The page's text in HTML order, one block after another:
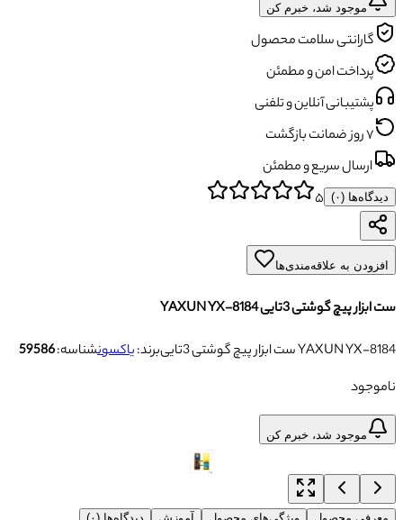
موجود شد، خبرم کن
گارانتی سلامت محصول
پرداخت امن و مطمئن
پشتیبانی آنلاین و تلفنی
۷ روز ضمانت بازگشت
ارسال سریع و مطمئن
دیدگاه‌ها (۰) ۵
افزودن به علاقه‌مندی‌ها
ست ابزار پیچ گوشتی 3تایی YAXUN YX-8184
ست ابزار پیچ گوشتی 3تایی YAXUN YX-8184
برند:یاکسونشناسه:59586
ناموجود
موجود شد، خبرم کن